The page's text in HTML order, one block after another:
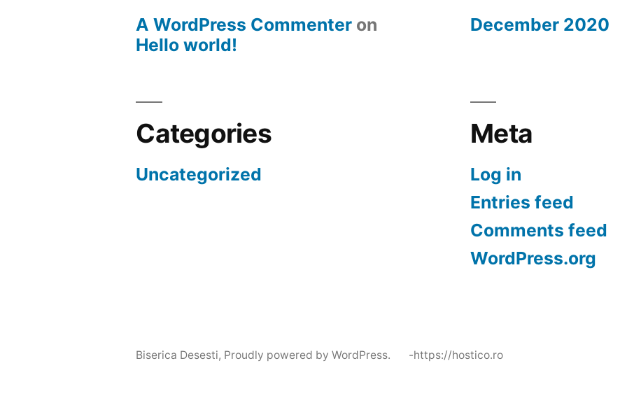
A WordPress Commenter on
Hello world!
December 2020
Categories
Uncategorized
Meta
Log in
Entries feed
Comments feed
WordPress.org
Biserica Desesti, Proudly powered by WordPress. -https://hostico.ro